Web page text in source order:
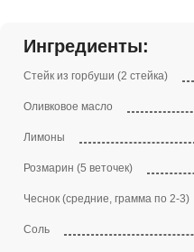
Ингредиенты:
Стейк из горбуши (2 стейка)
Оливковое масло
Лимоны
Розмарин (5 веточек)
Чеснок (средние, грамма по 2-3)
Соль